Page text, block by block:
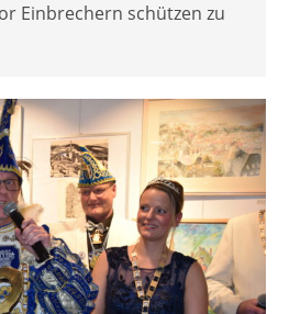
Einbrechern schützen zu